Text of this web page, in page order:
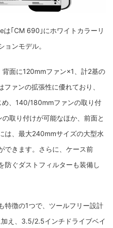
｢CM 690｣にホワイトカラーリ
ョンモデル。
面に120mmファン×1、計2基の
ァンの拡張性に優れており、
、140/180mmファンの取り付
取り付けが可能なほか、前面と
は、最大240mmサイズの大型水
できます。さらに、ケース前
防ぐダストフィルターも装備し
特徴の1つで、ツールフリー設計
え、3.5/2.5インチドライブベイ